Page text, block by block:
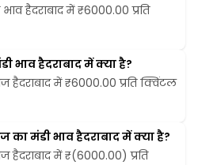
हैदराबाद में ₹6000.00 प्रति
भाव हैदराबाद में क्या है?
में ₹6000.00 प्रति क्विंटल
मंडी भाव हैदराबाद में क्या है?
में ₹(6000.00) प्रति